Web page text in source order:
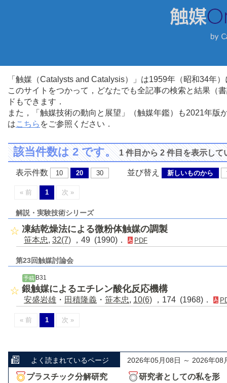
「触媒（Catalysts and Catalysis）」は1959年（昭和34年
このサイトをつかって，どなたでも全記事の検索と結果（
ドもできます．
また，「触媒技術の動向と展望」（触媒年鑑）も2021年
はこちら をご参照ください．
該当件数は 2 です。1 件目から 2 件目を表示して
表示件数 10 20 30 並び替え 新しいものから
« 前 1 次 »
解説・実験技術シリーズ
凍結乾燥法による微粉体触媒の調製
笹本忠, 32(7) ，49 (1990)． PDF
第23回触媒討論会
予稿 B31
銀触媒によるエチレン酸化反応機構
安盛岩雄 ・ 田積隆義 ・ 笹本忠, 10(6) ，174 (1968)．
« 前 1 次 »
よく読まれているページ 2026年05月08日 ～ 2026年08
プラスチック分解研究
研究者としての私を形